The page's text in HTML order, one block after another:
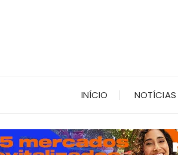
INÍCIO NOTÍCIAS